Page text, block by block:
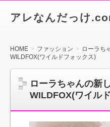
アレなんだっけ
HOME ファッション
ローラち
WILDFOX(ワイルドフォックス)
ローラちゃんの新
WILDFOX(ワイル